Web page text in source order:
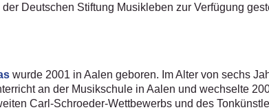
Deutschen Stiftung Musikleben zur Verfügung
wurde 2001 in Aalen geboren. Im Alter von sechs
an der Musikschule in Aalen und wechselte
Carl-Schroeder-Wettbewerbs und des